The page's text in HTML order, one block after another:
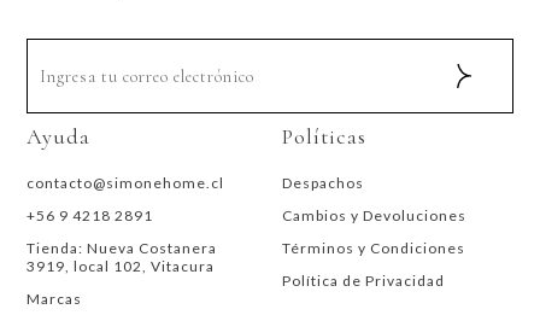
Ayuda
contacto@simonehome.cl
+56 9 4218 2891
Tienda: Nueva Costanera
3919, local 102, Vitacura
Marcas
Políticas
Despachos
Cambios y Devoluciones
Términos y Condiciones
Política de Privacidad